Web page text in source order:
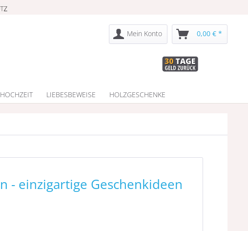
Mein Konto 0,00 € *
LIEBESBEWEISE HOLZGESCHENKE
- einzigartige Geschenkideen